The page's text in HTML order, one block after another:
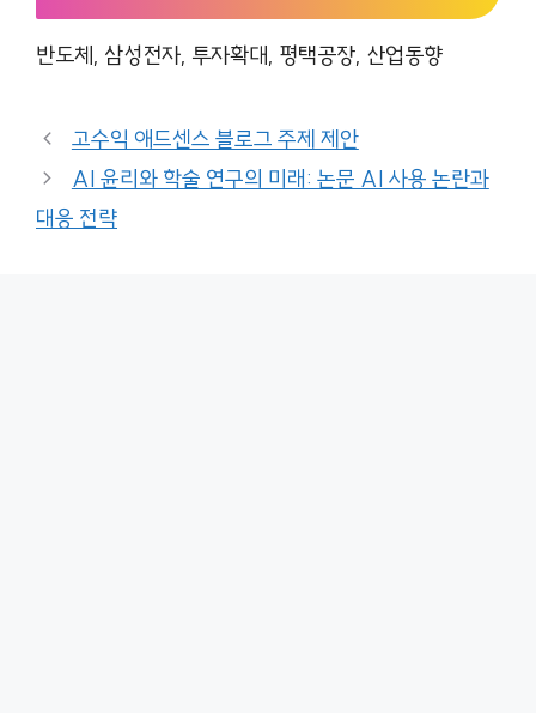
반도체, 삼성전자, 투자확대, 평택공장, 산업동향
고수익 애드센스 블로그 주제 제안
AI 윤리와 학술 연구의 미래: 논문 AI 사용 논란과
대응 전략